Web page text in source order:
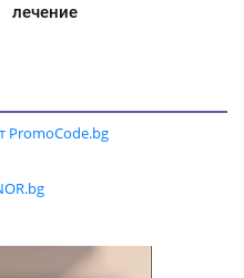
лечение
PromoCode.bg